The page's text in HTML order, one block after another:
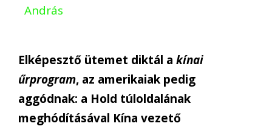
András
Elképesztő ütemet diktál a kínai
űrprogram, az amerikaiak pedig
aggódnak: a Hold túloldalának
meghódításával Kína vezető